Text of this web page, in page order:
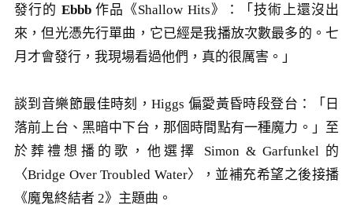
發行的 Ebbb作品《Shallow Hits》：「技術上還沒出
來，但光憑先行單曲，它已經是我播放次數最多的。七
月才會發行，我現場看過他們，真的很厲害。」
談到音樂節最佳時刻，Higgs 偏愛黃昏時段登台：「日
落前上台、黑暗中下台，那個時間點有一種魔力。」至
於葬禮想播的歌，他選擇 Simon & Garfunkel 的
〈Bridge Over Troubled Water〉，並補充希望之後接播
《魔鬼終結者 2》主題曲。